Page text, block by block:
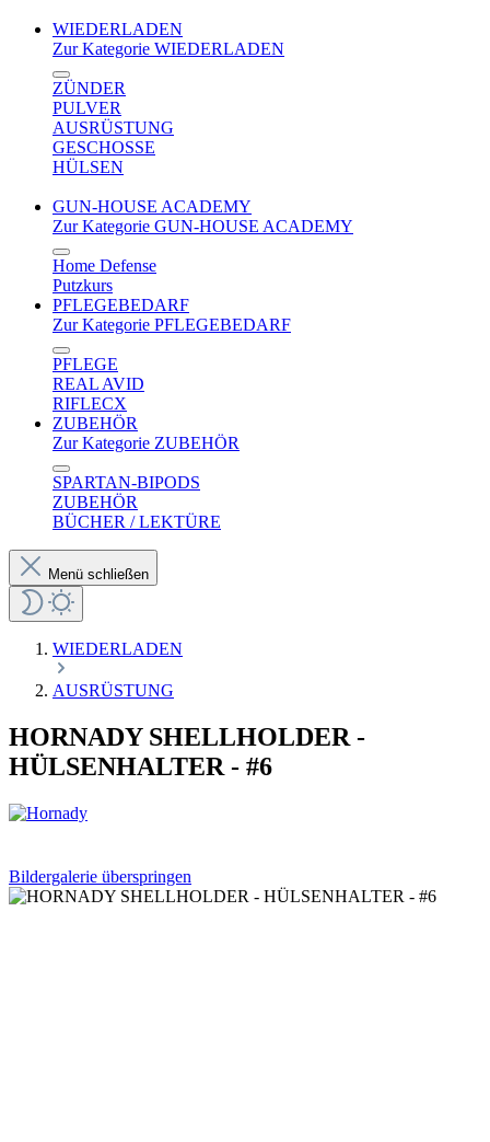
WIEDERLADEN
Zur Kategorie WIEDERLADEN
ZÜNDER
PULVER
AUSRÜSTUNG
GESCHOSSE
HÜLSEN
GUN-HOUSE ACADEMY
Zur Kategorie GUN-HOUSE ACADEMY
Home Defense
Putzkurs
PFLEGEBEDARF
Zur Kategorie PFLEGEBEDARF
PFLEGE
REAL AVID
RIFLECX
ZUBEHÖR
Zur Kategorie ZUBEHÖR
SPARTAN-BIPODS
ZUBEHÖR
BÜCHER / LEKTÜRE
Menü schließen
WIEDERLADEN
AUSRÜSTUNG
HORNADY SHELLHOLDER -
HÜLSENHALTER - #6
Bildergalerie überspringen